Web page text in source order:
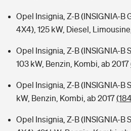
Opel Insignia, Z-B (INSIGNIA-B
4X4), 125 kW, Diesel,
Opel Insignia, Z-B (INSIGNIA-B
103 kW, Benzin, Kombi, ab 2017
Opel Insignia, Z-B (INSIGNIA-B
kW, Benzin, Kombi, ab 2017
Opel Insignia, Z-B (INSIGNIA-B